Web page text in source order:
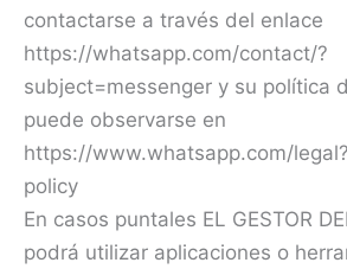
contactarse a través del enlace
https://whatsapp.com/contact/?
subject=messenger y su política
puede observarse en
https://www.whatsapp.com/
policy
En casos puntales EL GESTOR
podrá utilizar aplicaciones o